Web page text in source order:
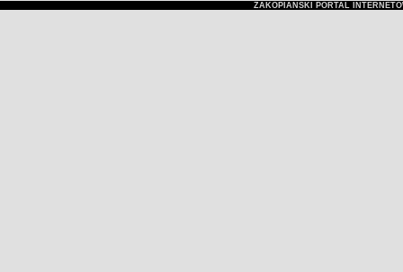
ZAKOPIAŃSKI PORTAL